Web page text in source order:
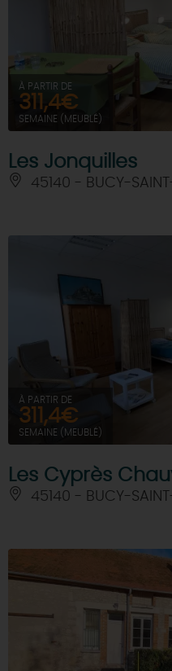
À PARTIR DE
311,4€
SEMAINE (MEUBLÉ)
Les Jonquilles
45140 - BUCY-
À PARTIR DE
311,4€
SEMAINE (MEUBLÉ)
Les Cyprès
45140 - BUCY-